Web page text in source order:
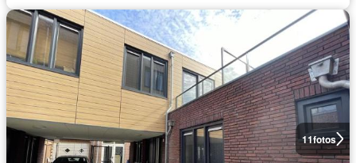
11fotos